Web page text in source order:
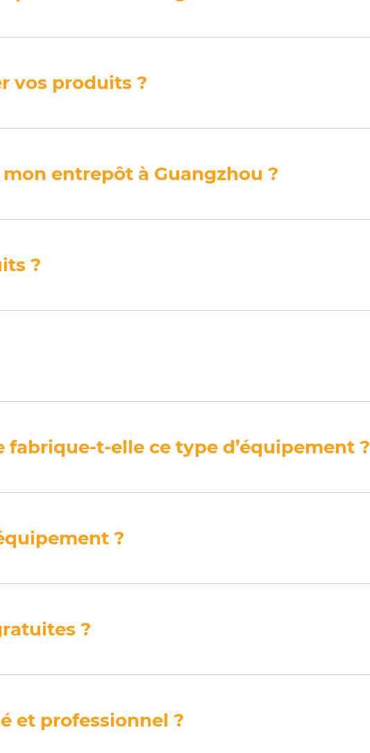
vos produits ?
entrepôt à Guangzhou ?
?
t-elle ce type d’équipement ?
?
?
et professionnel ?